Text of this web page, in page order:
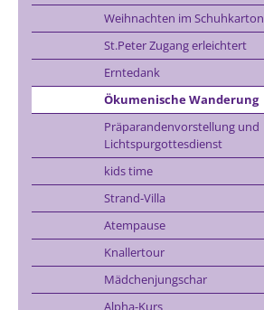
Weihnachten im Schuhkarton
St.Peter Zugang erleichtert
Erntedank
Ökumenische Wanderung
Präparandenvorstellung und
Lichtspurgottesdienst
kids time
Strand-Villa
Atempause
Knallertour
Mädchenjungschar
Alpha-Kurs